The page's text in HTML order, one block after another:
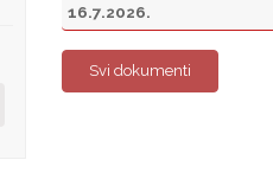
16.7.2026.
Svi dokumenti